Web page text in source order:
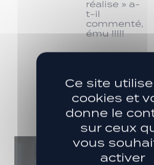
réalise » a-
t-il
commenté,
ému !!!!!
Les
Ce site
cookies et
donne le
sur ceux
vous
activer